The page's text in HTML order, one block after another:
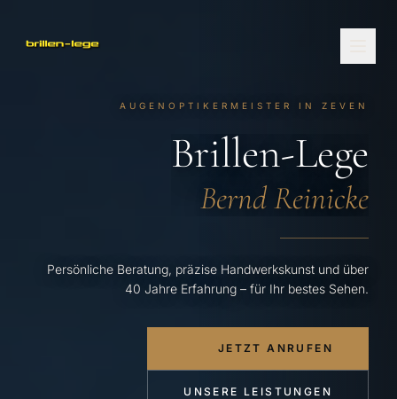
AUGENOPTIKERMEISTER IN ZEVEN
Brillen-Lege
Bernd Reinicke
Persönliche Beratung, präzise Handwerkskunst und über
40 Jahre Erfahrung – für Ihr bestes Sehen.
JETZT ANRUFEN
UNSERE LEISTUNGEN